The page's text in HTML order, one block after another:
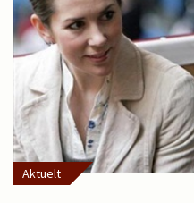
Aktuelt